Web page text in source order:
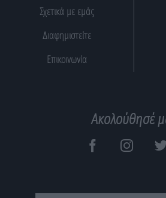
Σχετικά με εμάς
Διαφημιστείτε
Επικοινωνία
Ακολούθησέ